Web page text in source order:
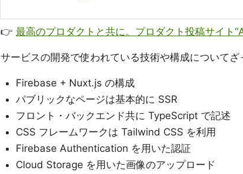
👉 最高のプロダクトと共に。プロダクト投稿サイト
サービスの開発で使われている技術や構成についてざ
Firebase + Nuxt.js の構成
パブリックなページは基本的に SSR
フロント・バックエンド共に TypeScript で記述
CSS フレームワークは Tailwind CSS を利用
Firebase Authentication を用いた認証
Cloud Storage を用いた画像のアップロード